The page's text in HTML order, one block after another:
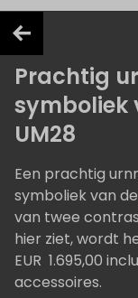
Prachtig
symboliek
UM28
Een prachtig
symboliek van
van twee
hier ziet, wordt
EUR 1.695,00
accessoires.